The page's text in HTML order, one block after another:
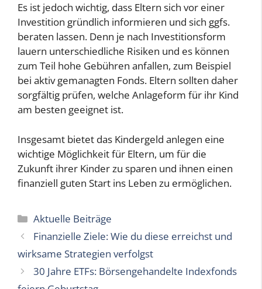
Es ist jedoch wichtig, dass Eltern sich vor einer
Investition gründlich informieren und sich ggfs.
beraten lassen. Denn je nach Investitionsform
lauern unterschiedliche Risiken und es können
zum Teil hohe Gebühren anfallen, zum Beispiel
bei aktiv gemanagten Fonds. Eltern sollten daher
sorgfältig prüfen, welche Anlageform für ihr Kind
am besten geeignet ist.
Insgesamt bietet das Kindergeld anlegen eine
wichtige Möglichkeit für Eltern, um für die
Zukunft ihrer Kinder zu sparen und ihnen einen
finanziell guten Start ins Leben zu ermöglichen.
Kategorien
Aktuelle Beiträge
Finanzielle Ziele: Wie du diese erreichst und
wirksame Strategien verfolgst
30 Jahre ETFs: Börsengehandelte Indexfonds